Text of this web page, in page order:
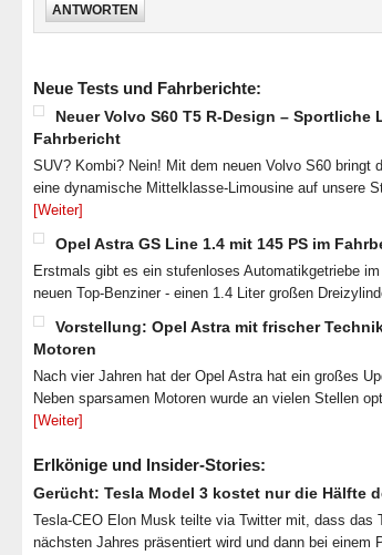
ANTWORTEN
Neue Tests und Fahrberichte:
Neuer Volvo S60 T5 R-Design – Sportliche
Fahrbericht
SUV? Kombi? Nein! Mit dem neuen Volvo S60 bringt
eine dynamische Mittelklasse-Limousine auf unsere
[Weiter]
Opel Astra GS Line 1.4 mit 145 PS im
Erstmals gibt es ein stufenloses Automatikgetriebe
neuen Top-Benziner - einen 1.4 Liter großen
Vorstellung: Opel Astra mit frischer
Motoren
Nach vier Jahren hat der Opel Astra hat ein großes
Neben sparsamen Motoren wurde an vielen Stellen
[Weiter]
Erlkönige und Insider-Stories:
Gerücht: Tesla Model 3 kostet nur die Hälfte
Tesla-CEO Elon Musk teilte via Twitter mit, dass das
nächsten Jahres präsentiert wird und dann bei einem